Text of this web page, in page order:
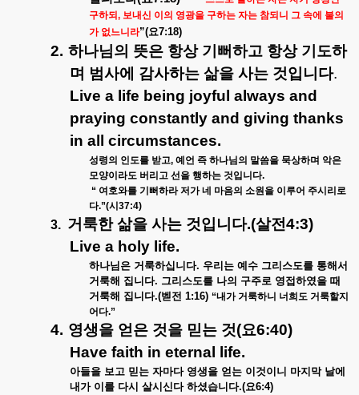
구하되,보내신 이의 영광을 구하는 자는 참되니 그 속에 불의
가 없느니라”(요7:18)
2. 하나님의 뜻은 항상 기뻐하고 항상 기도하
며 범사에 감사하는 삶을 사는 것입니다.
Live a life being joyful always and
praying constantly and giving thanks
in all circumstances.
성령의 인도를 받고,예언 즉 하나님의 말씀을 묵상하며 악은
모양이라도 버리고 선을 행하는 것입니다.
“ 여호와를 기뻐하라 저가 네 마음의 소원을 이루어 주시리로
다.”(시37:4)
3. 거룩한 삶을 사는 것입니다.(살전4:3)
Live a holy life.
하나님은 거룩하십니다. 우리는 예수 그리스도를 통해서
거룩해 집니다. 그리스도를 나의 구주로 영접하였을 때
거룩해 집니다.(벧전 1:16)“내가 거룩하니 너희도 거룩할지
어다.”
4. 영생을 얻은 것을 믿는 것(요6:40)
Have faith in eternal life.
아들을 보고 믿는 자마다 영생을 얻는 이것이니 마지막 날에
내가 이를 다시 살시신다 하셨습니다.(요6:4)